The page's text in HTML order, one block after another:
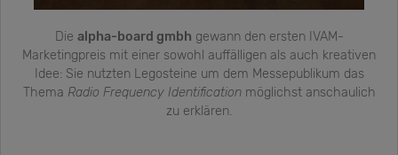
Die alpha-board gmbh gewann den ersten IVAM-
Marketingpreis mit einer sowohl auffälligen als auch kreativen
Idee: Sie nutzten Legosteine um dem Messepublikum das
Thema Radio Frequency Identificationmöglichst anschaulich
zu erklären.